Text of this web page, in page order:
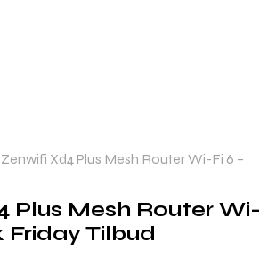
Zenwifi Xd4 Plus Mesh Router Wi-Fi 6 –
Plus Mesh Router Wi-
Friday Tilbud